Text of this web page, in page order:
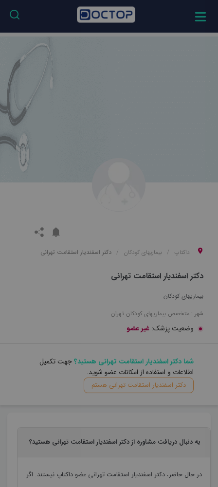
داکتاپ بیماریهای کودکان دکتر اسفندیار استقامت تهرانی
دکتر اسفندیار استقامت تهرانی
بیماریهای کودکان
شهر : متخصص بیماریهای کودکان تهران
وضعیت پزشک: غیر عضو
شما دکتر اسفندیار استقامت تهرانی هستید؟جهت تکمیل
اطلاعات و استفاده از امکانات عضو شوید.
دکتر اسفندیار استقامت تهرانی هستم
به دنبال دریافت مشاوره از دکتر اسفندیار استقامت تهرانی هستید؟
در حال حاضر،دکتر اسفندیار استقامت تهرانی عضو داکتاپ نیستند. اگر